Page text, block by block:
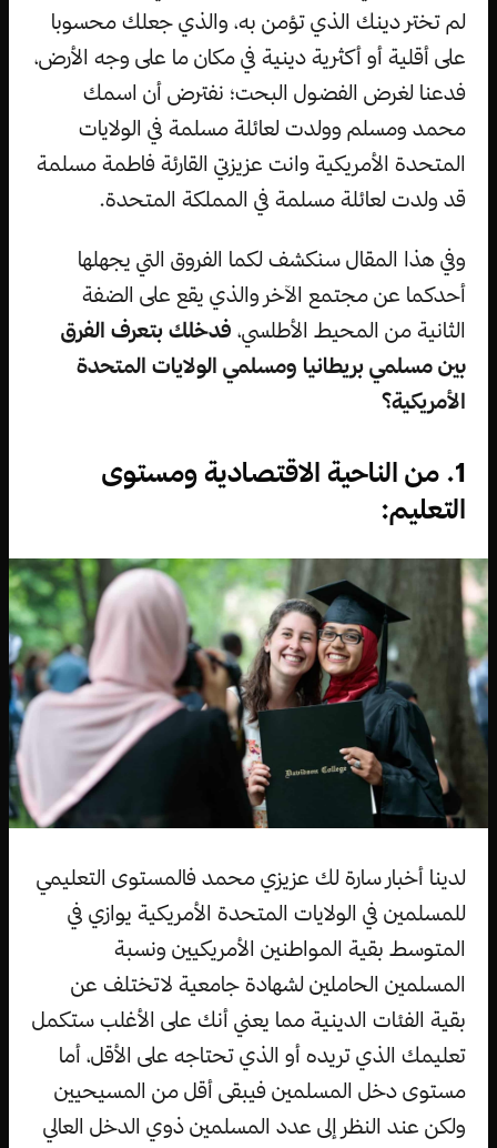
لم تختر دينك الذي تؤمن به، والذي جعلك محسوبا
على أقلية أو أكثرية دينية في مكان ما على وجه الأرض،
فدعنا لغرض الفضول البحت؛ نفترض أن اسمك
محمد ومسلم وولدت لعائلة مسلمة في الولايات
المتحدة الأمريكية وانت عزيزتي القارئة فاطمة مسلمة
قد ولدت لعائلة مسلمة في المملكة المتحدة.
وفي هذا المقال سنكشف لكما الفروق التي يجهلها
أحدكما عن مجتمع الآخر والذي يقع على الضفة
الثانية من المحيط الأطلسي، فدخلك بتعرف الفرق
بين مسلمي بريطانيا ومسلمي الولايات المتحدة
الأمريكية؟
1. من الناحية الاقتصادية ومستوى
التعليم:
لدينا أخبار سارة لك عزيزي محمد فالمستوى التعليمي
للمسلمين في الولايات المتحدة الأمريكية يوازي في
المتوسط بقية المواطنين الأمريكيين ونسبة
المسلمين الحاملين لشهادة جامعية لاتختلف عن
بقية الفئات الدينية مما يعني أنك على الأغلب ستكمل
تعليمك الذي تريده أو الذي تحتاجه على الأقل، أما
مستوى دخل المسلمين فيبقى أقل من المسيحيين
ولكن عند النظر إلى عدد المسلمين ذوي الدخل العالي